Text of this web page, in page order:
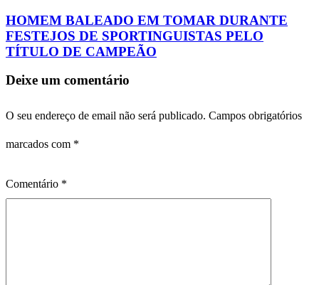
HOMEM BALEADO EM TOMAR DURANTE
FESTEJOS DE SPORTINGUISTAS PELO
TÍTULO DE CAMPEÃO
Deixe um comentário
O seu endereço de email não será publicado. Campos obrigatórios
marcados com *
Comentário *